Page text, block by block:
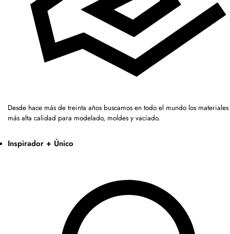
Desde hace más de treinta años buscamos en todo el mundo los
más alta calidad para modelado, moldes y vaciado.
Inspirador + Único